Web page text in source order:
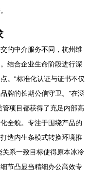
的中介服务不同，杭州维
结合企业生命阶段进行深
。“标准化认证与证书不仅
牌的长期公信守卫。”在涵
项目都获得了充足内部高
全貌。专注于围绕产品的
造内生条模式转换环境推
系一致目标使得原本冰冷
节凸显当精细办公高效专